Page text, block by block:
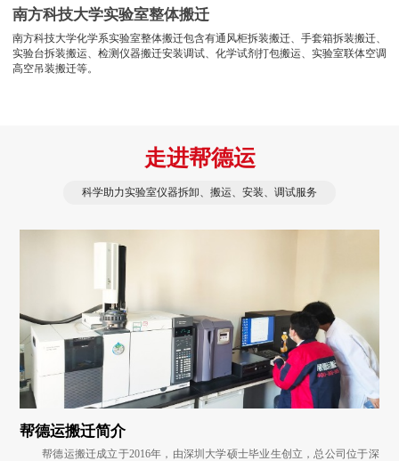
南方科技大学实验室整体搬迁
南方科技大学化学系实验室整体搬迁包含有通风柜拆装搬迁、手套箱拆装搬迁、
实验台拆装搬运、检测仪器搬迁安装调试、化学试剂打包搬运、实验室联体空调
高空吊装搬迁等。
走进帮德运
科学助力实验室仪器拆卸、搬运、安装、调试服务
帮德运搬迁简介
帮德运搬迁成立于2016年，由深圳大学硕士毕业生创立，总公司位于深